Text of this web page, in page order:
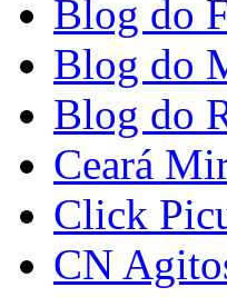
Blog do
Blog do
Blog do
Ceará
Click
CN